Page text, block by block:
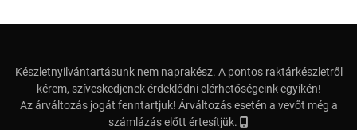
Készletnyilvántartásunk nem naprakész. A pontos raktárkészletről
kérem, szíveskedjenek érdeklődni elérhetőségeink egyikén!
Az árváltozás jogát fenntartjuk! Árváltozás esetén a vevőt még a
számlázás előtt értesítjük.